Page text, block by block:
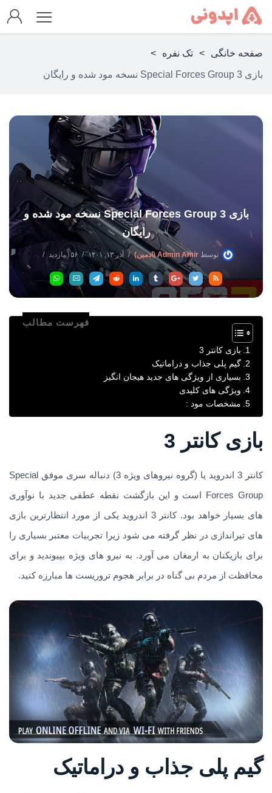
صفحه خانگی > تک نفره >
بازی Special Forces Group 3 نسخه مود شده و رایگان
بازی Special Forces Group 3 نسخه مود شده و
رایگان
توسطAdmin Amir (ادمین) آذر ۱۳, ۱۴۰۱
۱۵۶ بازدید
بدون دیدگاه
فهرست مطالب
بازی کانتر 3
گیم پلی جذاب و دراماتیک
بسیاری از ویژگی های جدید هیجان انگیز
ویژگی های کلیدی
مشخصات مود :
بازی کانتر 3
کانتر 3 اندروید یا (گروه نیروهای ویژه 3) دنباله سری موفق Special
Forces Group است و این بازگشت نقطه عطفی جدید با نوآوری
های بسیار خواهد بود. کانتر 3 اندروید یکی از مورد انتظارترین بازی
های تیراندازی در نظر گرفته می شود زیرا تجربیات معتبر بسیاری را
برای بازیکنان به ارمغان می آورد. به نیرو های ویژه بپیوندید و برای
محافظت از مردم بی گناه در برابر هجوم تروریست ها مبارزه کنید.
گیم پلی جذاب و دراماتیک